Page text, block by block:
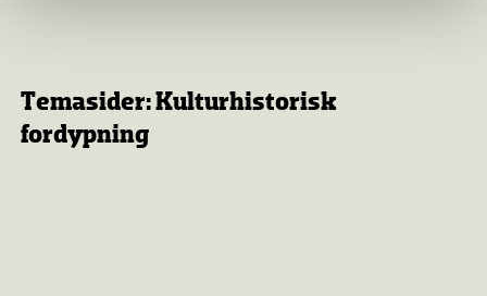
Temasider: Kulturhistorisk
fordypning